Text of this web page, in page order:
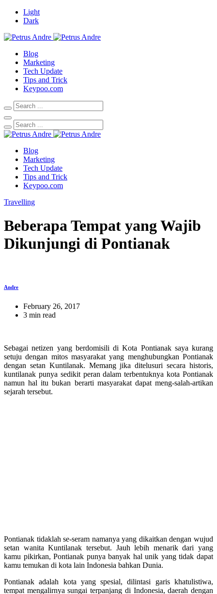
Light
Dark
Blog
Marketing
Tech Update
Tips and Trick
Keypoo.com
Blog
Marketing
Tech Update
Tips and Trick
Keypoo.com
Travelling
Beberapa Tempat yang Wajib
Dikunjungi di Pontianak
Andre
February 26, 2017
3 min read
Sebagai netizen yang berdomisili di Kota Pontianak saya kurang
setuju dengan mitos masyarakat yang menghubungkan Pontianak
dengan setan Kuntilanak. Memang jika ditelusuri secara historis,
kuntilanak punya sedikit peran dalam terbentuknya kota Pontianak
namun hal itu bukan berarti masyarakat dapat meng-salah-artikan
sejarah tersebut.
Pontianak tidaklah se-seram namanya yang dikaitkan dengan wujud
setan wanita Kuntilanak tersebut. Jauh lebih menarik dari yang
kamu pikirkan, Pontianak punya banyak hal unik yang tidak dapat
kamu temukan di kota lain Indonesia bahkan Dunia.
Pontianak adalah kota yang spesial, dilintasi garis khatulistiwa,
tempat mengalirnya sungai terpanjang di Indonesia, daerah dengan